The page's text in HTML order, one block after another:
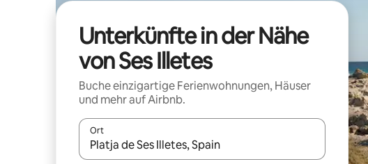
Unterkünfte in der Nähe
von Ses Illetes
Buche einzigartige Ferienwohnungen, Häuser
und mehr auf Airbnb.
Ort
Wenn Ergebnisse verfügbar sind, navigiere mit den